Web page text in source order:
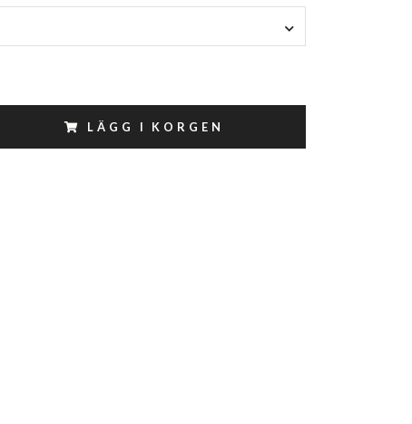
LÄGG I KORGEN